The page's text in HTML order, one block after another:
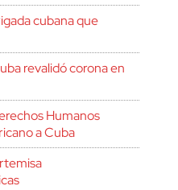
cubana que
revalidó corona en
Humanos
a Cuba